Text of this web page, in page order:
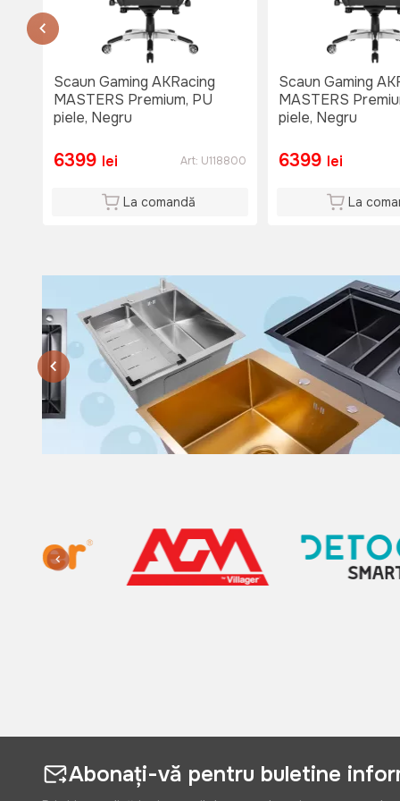
Nu e disponibil
Lu-Vi: 08:00-18:00
Du: 08:00 - 15:00
Scaun Gaming AKRacing
MASTERS Premium, PU
piele, Negru
6399 lei Art: U118800
La comandă
Scaun Gaming
MASTERS
piele, Negru
6399 lei
La
Abonați-vă pentru buletine